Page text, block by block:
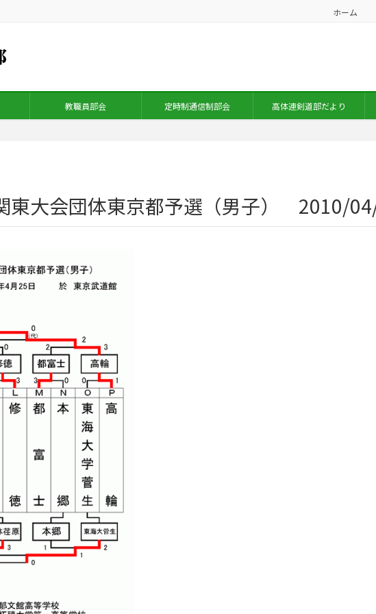
ホーム
教職員部会 定時制通信制部会 高体連剣道部だより
東大会団体東京都予選（男子） 2010/